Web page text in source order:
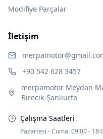
Modifiye Parçalar
İletişim
+90 542 628 3457
merpamotor Meydan
Birecik-Şanlıurfa
Çalışma Saatleri
Pazartesi - Cuma:09:00 -